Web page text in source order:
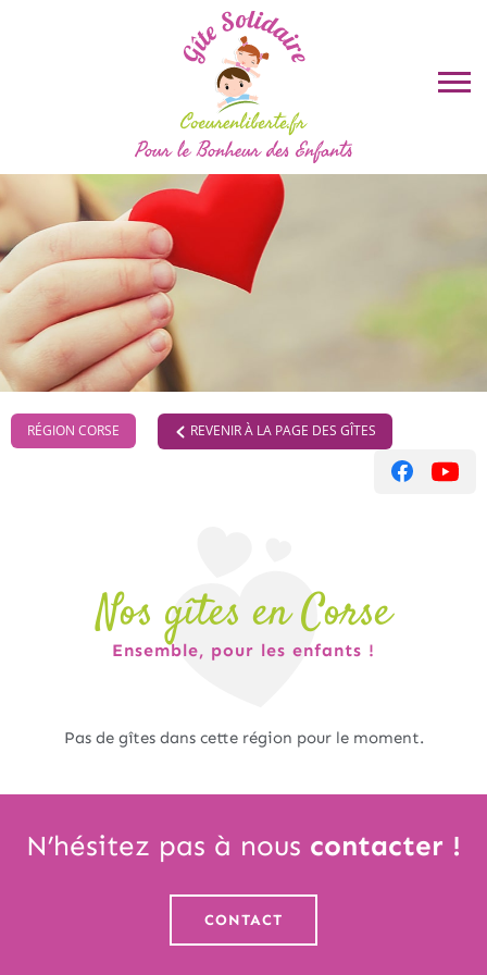
RÉGION CORSE REVENIR À LA PAGE DES GÎTES
Nos gîtes en Corse
Ensemble, pour les enfants !
Pas de gîtes dans cette région pour le moment.
N’hésitez pas à nous contacter !
CONTACT